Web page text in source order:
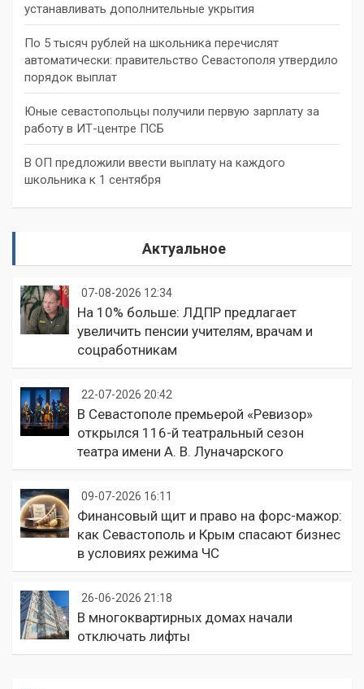
устанавливать дополнительные укрытия
По 5 тысяч рублей на школьника перечислят
автоматически: правительство Севастополя утвердило
порядок выплат
Юные севастопольцы получили первую зарплату за
работу в ИТ-центре ПСБ
В ОП предложили ввести выплату на каждого
школьника к 1 сентября
Актуальное
07-08-2026 12:34
На 10% больше: ЛДПР предлагает
увеличить пенсии учителям, врачам и
соцработникам
22-07-2026 20:42
В Севастополе премьерой «Ревизор»
открылся 116-й театральный сезон
театра имени А. В. Луначарского
09-07-2026 16:11
Финансовый щит и право на форс-мажор:
как Севастополь и Крым спасают бизнес
в условиях режима ЧС
26-06-2026 21:18
В многоквартирных домах начали
отключать лифты